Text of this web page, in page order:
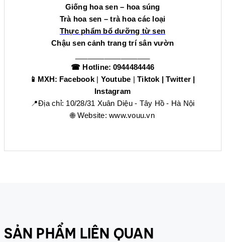
Giống hoa sen – hoa súng
Trà hoa sen – trà hoa các loại
Thực phẩm bổ dưỡng từ sen
Chậu sen cảnh trang trí sân vườn
☎ Hotline: 0944484446
📱 MXH: Facebook| Youtube |Tiktok |Twitter
Instagram
📍Địa chỉ: 10/28/31 Xuân Diệu - Tây Hồ - Hà Nội
🌐Website: www.vouu.vn
SẢN PHẨM LIÊN QUAN